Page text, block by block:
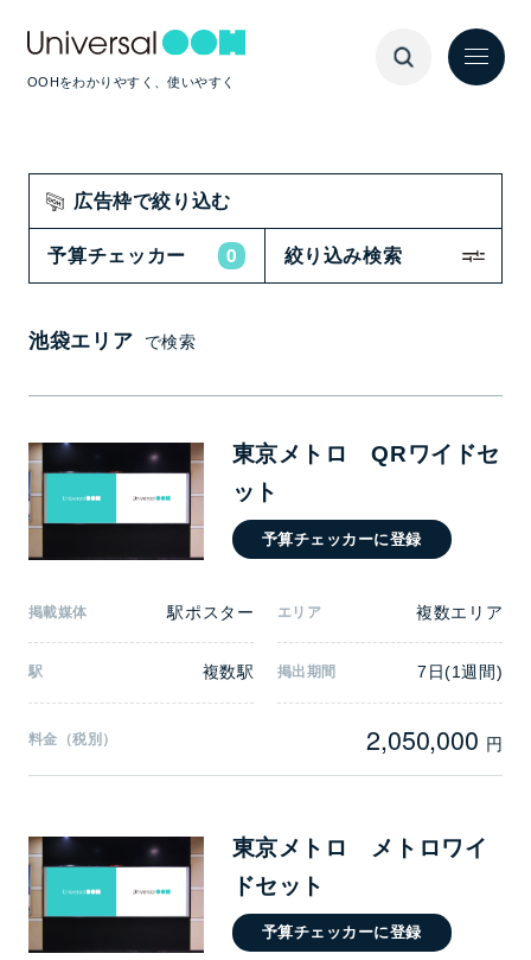
OOHをわかりやすく、使いやすく
広告枠で絞り込む
予算チェッカー 0 絞り込み検索
池袋エリア で検索
東京メトロ QRワイドセ
ット
予算チェッカーに登録
掲載媒体 駅ポスター エリア 複数エリア
駅 複数駅 掲出期間 7日(1週間)
料金（税別） 2,050,000 円
東京メトロ メトロワイ
ドセット
予算チェッカーに登録